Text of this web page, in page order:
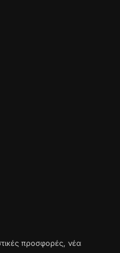
προσφορές, νέα